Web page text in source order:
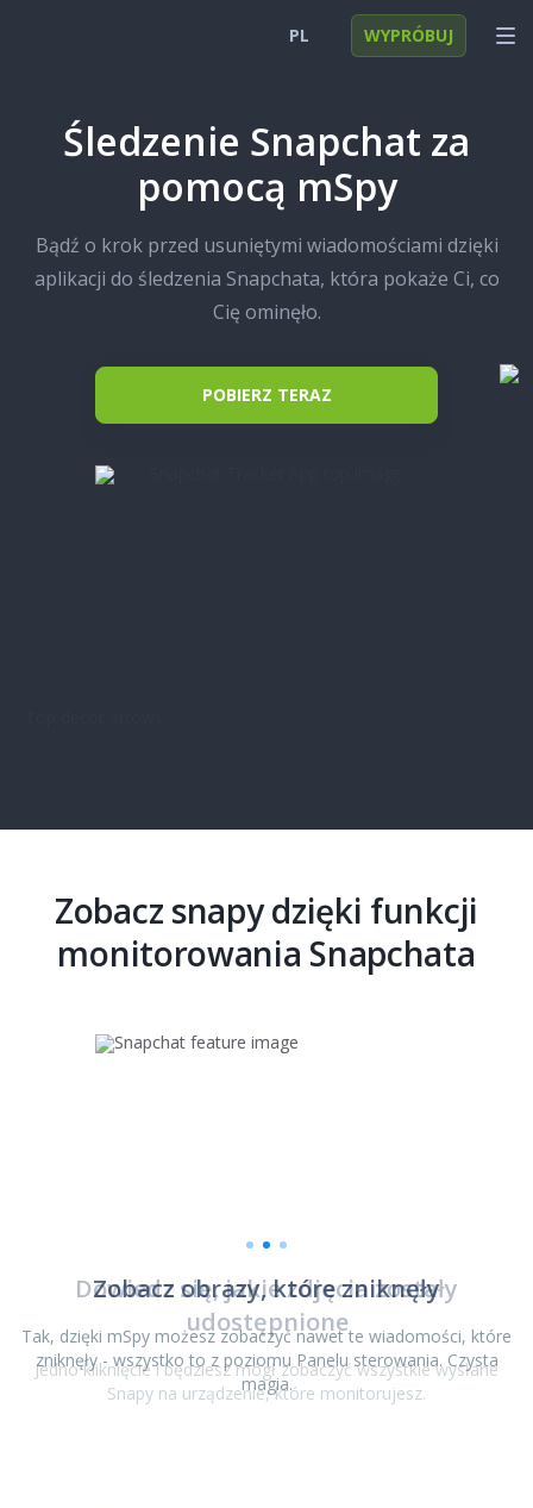
FUNKCJE
FAQ
PL
Deutsch
Español
Türkçe
Nederlands
WYPRÓBUJ
Śledzenie Snapchat za
pomocą mSpy
Bądź o krok przed usuniętymi wiadomościami dzięki
aplikacji do śledzenia Snapchata, która pokaże Ci, co
Cię ominęło.
POBIERZ TERAZ
Zobacz snapy dzięki funkcji
monitorowania Snapchata
Zobacz obrazy, które zniknęły
Tak, dzięki mSpy możesz zobaczyć nawet te wiadomości, które
zniknęły - wszystko to z poziomu Panelu sterowania. Czysta
magia.